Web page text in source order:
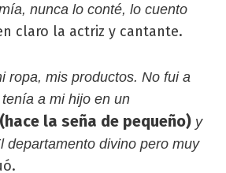
nunca lo conté, lo cuento
claro la actriz y cantante.
ropa, mis productos. No fui a
a mi hijo en un
(hace la seña de pequeño) y
departamento divino pero muy